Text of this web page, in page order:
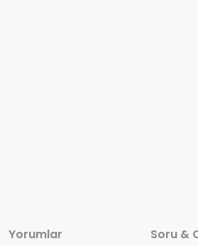
Yorumlar Soru &